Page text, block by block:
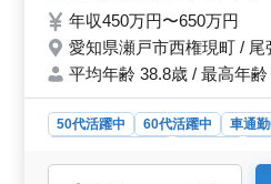
資格を持っている方を募集しま
末年始休暇や有給休暇と休暇制
す。 スタッフは安心して長く
年収450万円〜650万円
愛知県瀬戸市西権現町 / 尾
平均年齢 38.8歳 / 最高年齢
50代活躍中 60代活躍中 車通